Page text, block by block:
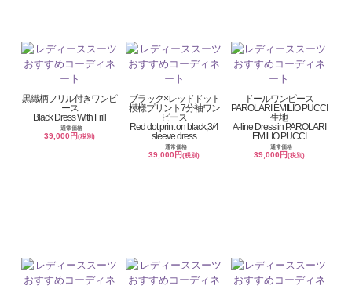
黒織柄フリル付きワンピ
ース
Black Dress With Frill
通常価格
39,000円(税別)
ブラック×レッドドット
模様プリント7分袖ワン
ピース
Red dot print on black,3/4
sleeve dress
通常価格
39,000円(税別)
ドールワンピース
PAROLARI EMILIO PUCCI
生地
A-line Dress in PAROLARI
EMILIO PUCCI
通常価格
39,000円 (税別)